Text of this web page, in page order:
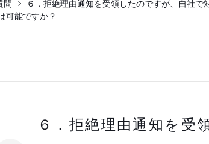
問
６．拒絶理由通知を受領したのですが、自社
可能ですか？
６．拒絶理由通知を受